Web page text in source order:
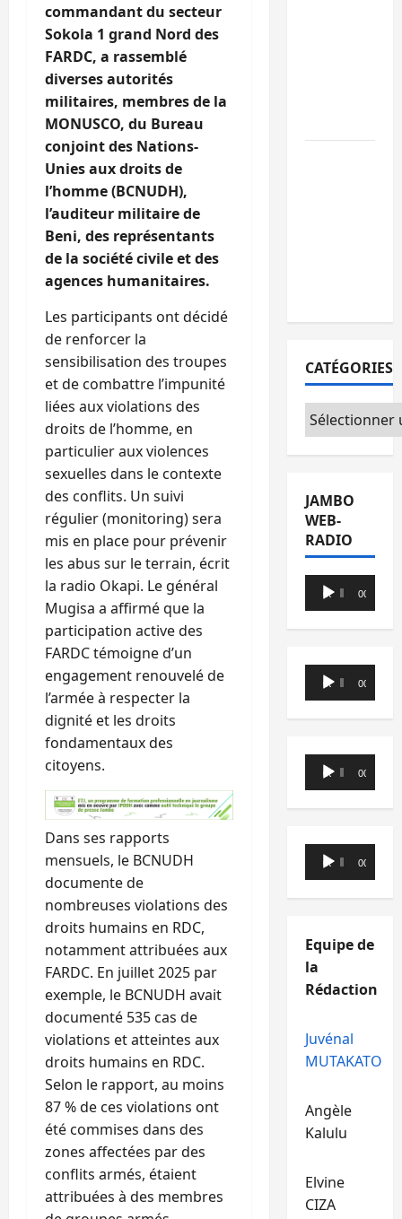
commandant du secteur
Sokola 1 grand Nord des
FARDC, a rassemblé
diverses autorités
militaires, membres de la
MONUSCO, du Bureau
conjoint des Nations-
Unies aux droits de
l’homme (BCNUDH),
l’auditeur militaire de
Beni, des représentants
de la société civile et des
agences humanitaires.
Les participants ont décidé
de renforcer la
sensibilisation des troupes
et de combattre l’impunité
liées aux violations des
droits de l’homme, en
particulier aux violences
sexuelles dans le contexte
des conflits. Un suivi
régulier (monitoring) sera
mis en place pour prévenir
les abus sur le terrain, écrit
la radio Okapi. Le général
Mugisa a affirmé que la
participation active des
FARDC témoigne d’un
engagement renouvelé de
l’armée à respecter la
dignité et les droits
fondamentaux des
citoyens.
Dans ses rapports
mensuels, le BCNUDH
documente de
nombreuses violations des
droits humains en RDC,
notamment attribuées aux
FARDC. En juillet 2025 par
exemple, le BCNUDH avait
documenté 535 cas de
violations et atteintes aux
droits humains en RDC.
Selon le rapport, au moins
87 % de ces violations ont
été commises dans des
zones affectées par des
conflits armés, étaient
attribuées à des membres
CATÉGORIES
Catégories
JAMBO
WEB-
RADIO
Lecteur
audio
00:00 00:00
Lecteur
audio
00:00 00:00
Lecteur
audio
00:00 00:00
Lecteur
audio
00:00 00:00
Equipe de
la
Rédaction
Juvénal
MUTAKATO
Angèle
Kalulu
Elvine
CIZA